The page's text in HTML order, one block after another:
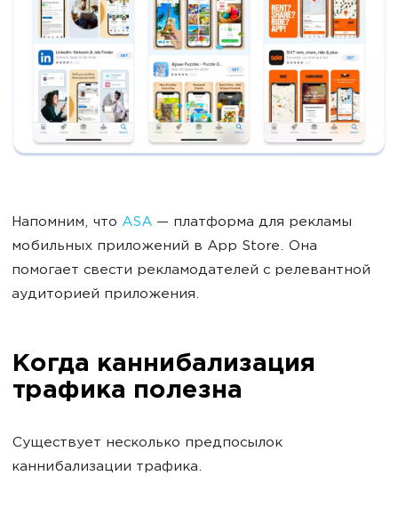
Напомним, что ASA — платформа для рекламы
мобильных приложений в App Store. Она
помогает свести рекламодателей с релевантной
аудиторией приложения.
Когда каннибализация
трафика полезна
Существует несколько предпосылок
каннибализации трафика.